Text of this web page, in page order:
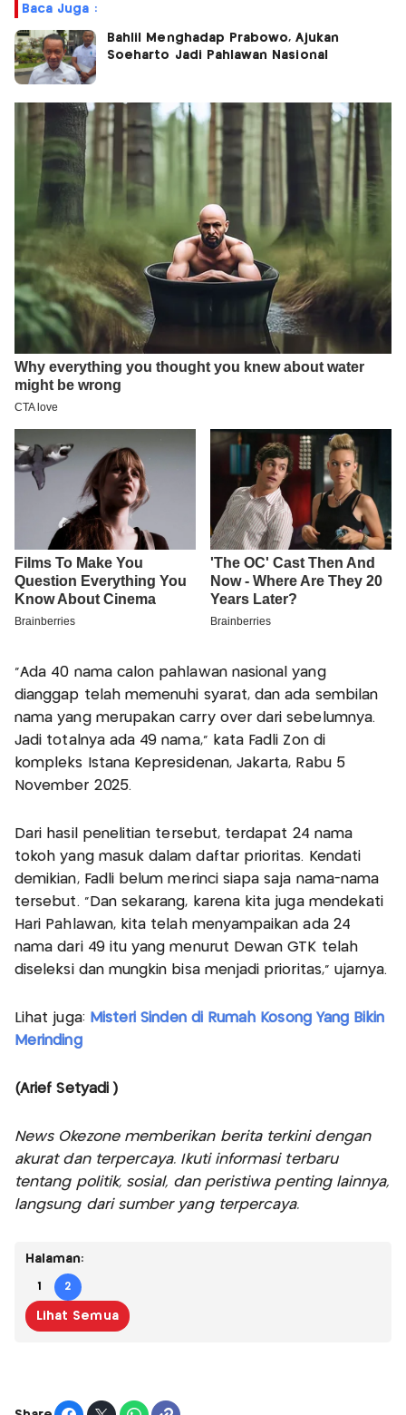
Baca Juga :
Bahlil Menghadap Prabowo, Ajukan
Soeharto Jadi Pahlawan Nasional
“Ada 40 nama calon pahlawan nasional yang
dianggap telah memenuhi syarat, dan ada sembilan
nama yang merupakan carry over dari sebelumnya.
Jadi totalnya ada 49 nama,” kata Fadli Zon di
kompleks Istana Kepresidenan, Jakarta, Rabu 5
November 2025.
Dari hasil penelitian tersebut, terdapat 24 nama
tokoh yang masuk dalam daftar prioritas. Kendati
demikian, Fadli belum merinci siapa saja nama-nama
tersebut. “Dan sekarang, karena kita juga mendekati
Hari Pahlawan, kita telah menyampaikan ada 24
nama dari 49 itu yang menurut Dewan GTK telah
diseleksi dan mungkin bisa menjadi prioritas,” ujarnya.
Lihat juga: Misteri Sinden di Rumah Kosong Yang Bikin
Merinding
(Arief Setyadi )
News Okezone memberikan berita terkini dengan
akurat dan terpercaya. Ikuti informasi terbaru
tentang politik, sosial, dan peristiwa penting lainnya,
langsung dari sumber yang terpercaya.
Halaman:
1 2
Lihat Semua